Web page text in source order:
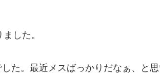
した。
た。最近メスばっかりだなぁ、と